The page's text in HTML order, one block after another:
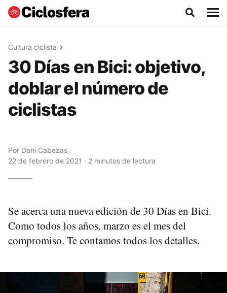
Cultura ciclista
30 Días en Bici: objetivo,
doblar el número de
ciclistas
Por Dani Cabezas
22 de febrero de 2021 · 2 minutos de lectura
Se acerca una nueva edición de 30 Días en Bici.
Como todos los años, marzo es el mes del
compromiso. Te contamos todos los detalles.